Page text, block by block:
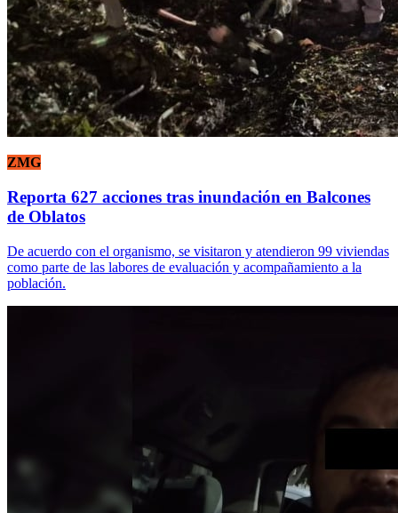
ZMG
Reporta 627 acciones tras inundación en Balcones
de Oblatos
De acuerdo con el organismo, se visitaron y atendieron 99 viviendas
como parte de las labores de evaluación y acompañamiento a la
población.